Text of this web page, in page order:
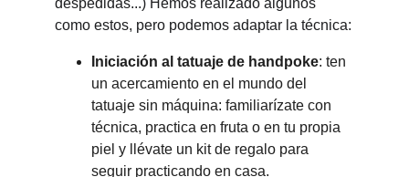
despedidas...) Hemos realizado algunos
como estos, pero podemos adaptar la técnica:
Iniciación al tatuaje de handpoke: ten
un acercamiento en el mundo del
tatuaje sin máquina: familiarízate con
técnica, practica en fruta o en tu propia
piel y llévate un kit de regalo para
seguir practicando en casa.